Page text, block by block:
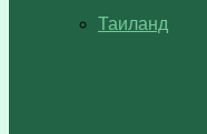
Таиланд